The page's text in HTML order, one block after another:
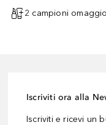
2 campioni
Iscriviti ora alla
Iscriviti e ricevi un